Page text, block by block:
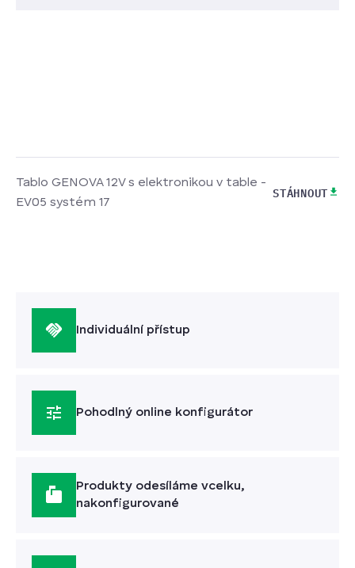
Tablo GENOVA 12V s elektronikou v table -
EV05 systém 17
STÁHNOUT
Individuální přístup
Pohodlný online konfigurátor
Produkty odesíláme vcelku,
nakonfigurované